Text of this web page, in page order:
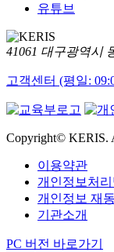
유튜브
41061 대구광역시
고객센터 (평일:
Copyright© KERIS.
이용약관
개인정보처리
개인정보 재
기관소개
PC 버전 바로가기